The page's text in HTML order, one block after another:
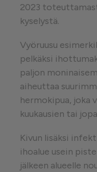
2023
kyselystä.
Vyöruusu
pelkäksi
paljon
aiheuttaa
hermokipua, joka
kuukausien tai
Kivun lisäksi
ihoalue usein
jälkeen alueelle